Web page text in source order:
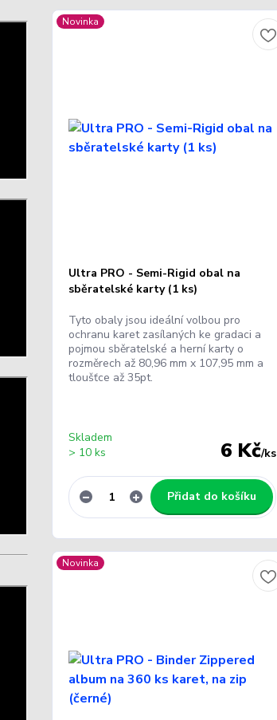
Novinka
Ultra PRO - Semi-Rigid obal na
sběratelské karty (1 ks)
Tyto obaly jsou ideální volbou pro
ochranu karet zasílaných ke gradaci a
pojmou sběratelské a herní karty o
rozměrech až 80,96 mm x 107,95 mm a
tloušťce až 35pt.
6 Kč/ks
Skladem
> 10 ks
Přidat do košíku
Novinka